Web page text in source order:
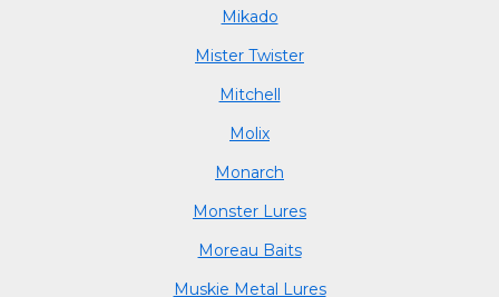
Mikado
Mister Twister
Mitchell
Molix
Monarch
Monster Lures
Moreau Baits
Muskie Metal Lures